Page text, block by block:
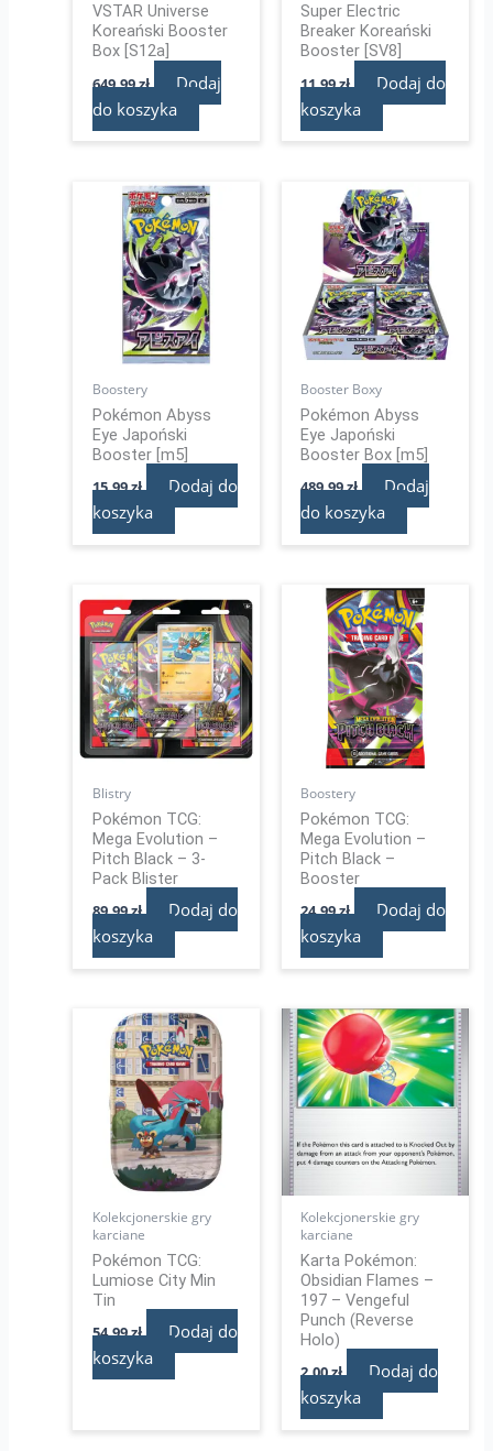
VSTAR Universe
Koreański Booster
Box [S12a]
649,99zł
Dodaj
do koszyka
Super Electric
Breaker Koreański
Booster [SV8]
11,99zł
Dodaj do
koszyka
Boostery
Pokémon Abyss
Eye Japoński
Booster [m5]
15,99zł
Dodaj do
koszyka
Booster Boxy
Pokémon Abyss
Eye Japoński
Booster Box [m5]
489,99zł
Dodaj
do koszyka
Blistry
Pokémon TCG:
Mega Evolution –
Pitch Black – 3-
Pack Blister
89,99zł
Dodaj do
koszyka
Boostery
Pokémon TCG:
Mega Evolution –
Pitch Black –
Booster
24,99zł
Dodaj do
koszyka
Kolekcjonerskie gry
karciane
Pokémon TCG:
Lumiose City Min
Tin
54,99zł
Dodaj do
koszyka
Kolekcjonerskie gry
karciane
Karta Pokémon:
Obsidian Flames –
197 – Vengeful
Punch (Reverse
Holo)
2,00zł
Dodaj do
koszyka